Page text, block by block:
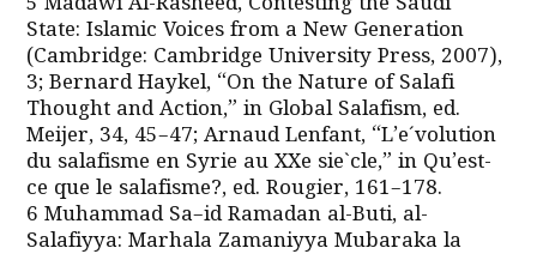
State: Islamic Voices from a New Generation
(Cambridge: Cambridge University Press, 2007),
3; Bernard Haykel, “On the Nature of Salafi
Thought and Action,” in Global Salafism, ed.
Meijer, 34, 45–47; Arnaud Lenfant, “L’e´volution
du salafisme en Syrie au XXe sie`cle,” in Qu’est-
ce que le salafisme?, ed. Rougier, 161–178.
6 Muhammad Sa–id Ramadan al-Buti, al-
Salafiyya: Marhala Zamaniyya Mubaraka la